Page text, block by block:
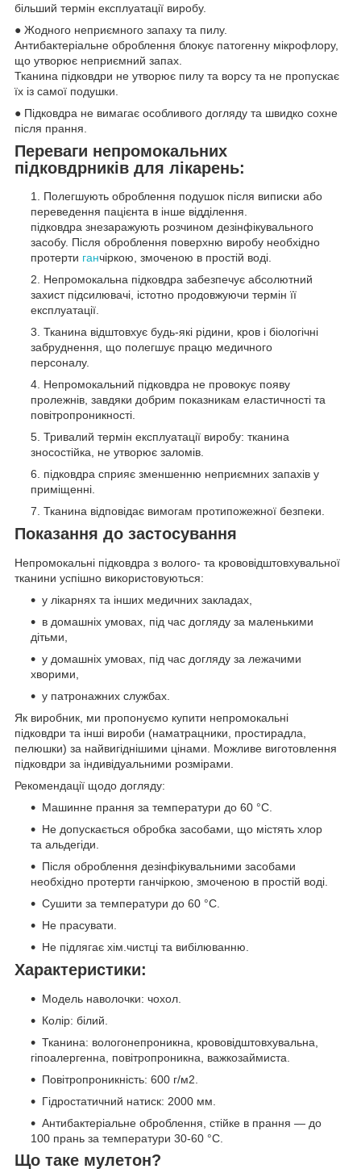
більший термін експлуатації виробу.
● Жодного неприємного запаху та пилу.
Антибактеріальне оброблення блокує патогенну мікрофлору,
що утворює неприємний запах.
Тканина підковдри не утворює пилу та ворсу та не пропускає
їх із самої подушки.
● Підковдра не вимагає особливого догляду та швидко сохне
після прання.
Переваги непромокальних
підковдрників для лікарень:
Полегшують оброблення подушок після виписки або
переведення пацієнта в інше відділення.
підковдра знезаражують розчином дезінфікувального
засобу. Після оброблення поверхню виробу необхідно
протерти ганчіркою, змоченою в простій воді.
Непромокальна підковдра забезпечує абсолютний
захист підсилювачі, істотно продовжуючи термін її
експлуатації.
Тканина відштовхує будь-які рідини, кров і біологічні
забруднення, що полегшує працю медичного
персоналу.
Непромокальний підковдра не провокує появу
пролежнів, завдяки добрим показникам еластичності та
повітропроникності.
Тривалий термін експлуатації виробу: тканина
зносостійка, не утворює заломів.
підковдра сприяє зменшенню неприємних запахів у
приміщенні.
Тканина відповідає вимогам протипожежної безпеки.
Показання до застосування
Непромокальні підковдра з волого- та крововідштовхувальної
тканини успішно використовуються:
у лікарнях та інших медичних закладах,
в домашніх умовах, під час догляду за маленькими
дітьми,
у домашніх умовах, під час догляду за лежачими
хворими,
у патронажних службах.
Як виробник, ми пропонуємо купити непромокальні
підковдри та інші вироби (наматрацники, простирадла,
пелюшки) за найвигіднішими цінами. Можливе виготовлення
підковдри за індивідуальними розмірами.
Рекомендації щодо догляду:
Машинне прання за температури до 60 °C.
Не допускається обробка засобами, що містять хлор
та альдегіди.
Після оброблення дезінфікувальними засобами
необхідно протерти ганчіркою, змоченою в простій воді.
Сушити за температури до 60 °C.
Не прасувати.
Не підлягає хім.чистці та вибілюванню.
Характеристики:
Модель наволочки: чохол.
Колір: білий.
Тканина: вологонепроникна, крововідштовхувальна,
гіпоалергенна, повітропроникна, важкозаймиста.
Повітропроникність: 600 г/м2.
Гідростатичний натиск: 2000 мм.
Антибактеріальне оброблення, стійке в прання — до
100 прань за температури 30-60 °C.
Що таке мулетон?